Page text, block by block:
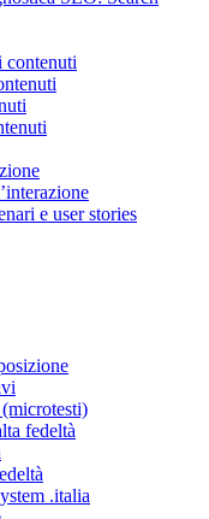
contenuti
e user stories
fedeltà
.italia